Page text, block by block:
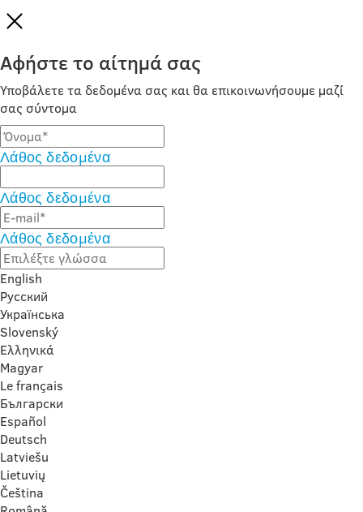
Αφήστε το αίτημά σας
Υποβάλετε τα δεδομένα σας και θα επικοινωνήσουμε μαζί
σας σύντομα
Λάθος δεδομένα
Λάθος δεδομένα
Λάθος δεδομένα
English
Русский
Українська
Slovenský
Ελληνικά
Magyar
Le français
Български
Español
Deutsch
Latviešu
Lietuvių
Čeština